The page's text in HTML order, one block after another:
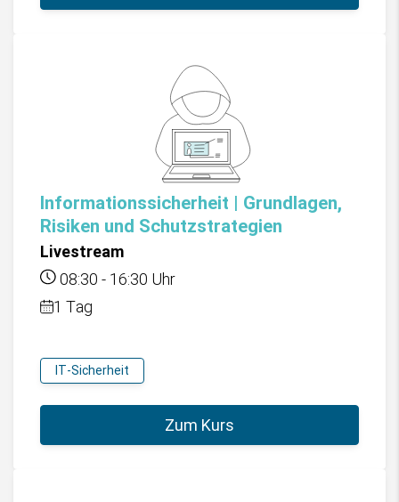
Informationssicherheit | Grundlagen,
Risiken und Schutzstrategien
Livestream
08:30 - 16:30 Uhr
1 Tag
IT-Sicherheit
Zum Kurs